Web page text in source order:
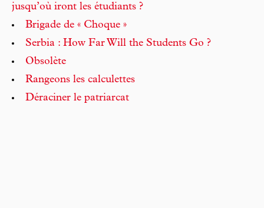
jusqu’où iront les étudiants ?
Brigade de « Choque »
Serbia : How Far Will the Students Go ?
Obsolète
Rangeons les calculettes
Déraciner le patriarcat